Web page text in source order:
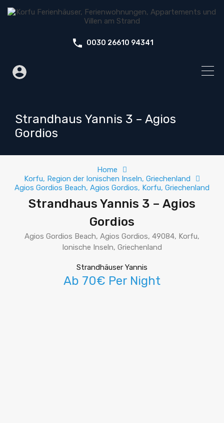
0030 26610 94341
Strandhaus Yannis 3 – Agios
Gordios
Home
Korfu, Region der Ionischen Inseln, Griechenland
Agios Gordios Beach, Agios Gordios, Korfu, Griechenland
Strandhaus Yannis 3 – Agios
Gordios
Agios Gordios Beach, Agios Gordios, 49084, Korfu,
Ionische Inseln, Griechenland
Strandhäuser Yannis
Ab 70€ Per Night